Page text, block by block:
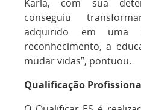
Karla, com sua
conseguiu
adquirido em
reconhecimento, a
mudar vidas”, pontuou.
Qualificação